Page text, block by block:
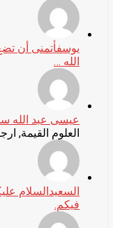
يوسف
الله …
عيسى عبد الله
العلوم القيمة,
السعيدالسلام
فيكم.